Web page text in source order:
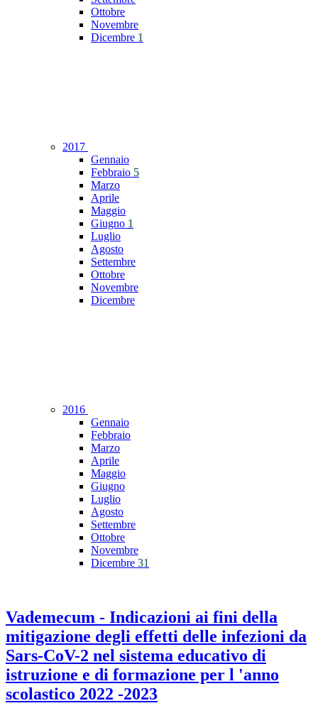
Ottobre
Novembre
Dicembre 1
2017
Gennaio
Febbraio 5
Marzo
Aprile
Maggio
Giugno 1
Luglio
Agosto
Settembre
Ottobre
Novembre
Dicembre
2016
Gennaio
Febbraio
Marzo
Aprile
Maggio
Giugno
Luglio
Agosto
Settembre
Ottobre
Novembre
Dicembre 31
Vademecum - Indicazioni ai fini della
mitigazione degli effetti delle infezioni da
Sars-CoV-2 nel sistema educativo di
istruzione e di formazione per l 'anno
scolastico 2022 -2023